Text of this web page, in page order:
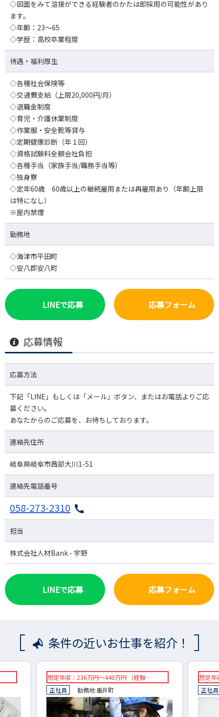
◇図面をみて溶接ができる経験者のかたは即採用の可能性があり
ます。
◇年齢：23～65
◇学歴：高校卒業程度
待遇・福利厚生
◇各種社会保険等
◇交通費支給（上限20,000円/月）
◇退職金制度
◇育児・介護休業制度
◇作業服・安全靴等貸与
◇定期健康診断（年１回）
◇資格試験料全額会社負担
◇各種手当（家族手当/職務手当等）
◇独身寮
◇定年60歳 60歳以上の継続雇用または再雇用あり（年齢上限
は特になし）
※屋内禁煙
勤務地
◇海津市平田町
◇安八郡安八町
LINEで応募 応募フォーム
応募情報
応募方法
下記「LINE」もしくは「メール」ボタン、またはお電話よりご応
募ください。
あなたからのご応募を、お待ちしております。
連絡先住所
岐阜県岐阜市茜部大川1-51
連絡先電話番号
058-273-2310
担当
株式会社人材Bank - 宇野
LINEで応募 応募フォーム
条件の近いお仕事を紹介！
想定年収：236万円～440万円 （経験…
正社員
勤務地:垂井町
想定年
正社員